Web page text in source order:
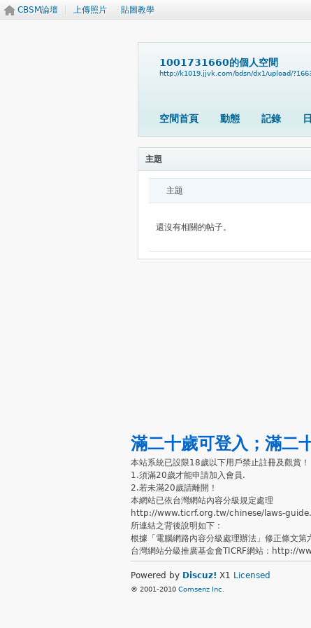
CBSM論壇 上傳照片 貼圖教學
1001731660的個人空間
http://k1019.jjvk.com/bdsn/dx1/upload/
空間首頁 動態 記錄
主題
主題
還沒有相關的帖子。
滿二十歲可登入 ； 滿二
本站系統已設限18歲以下用戶禁止註冊及觀賞！
1.須滿20歲才能申請加入會員.
2.若未滿20歲請離開！
本網站已依台灣網站內容分級規定處理
http://www.ticrf.org.tw/chinese/laws-
所連結之背後說明如下：
根據「電腦網路內容分級處理辦法」修正條文第
台灣網站分級推廣基金會TICRF網站：http://
Powered by Discuz! X1 Licensed
© 2001-2010 Comsenz Inc.